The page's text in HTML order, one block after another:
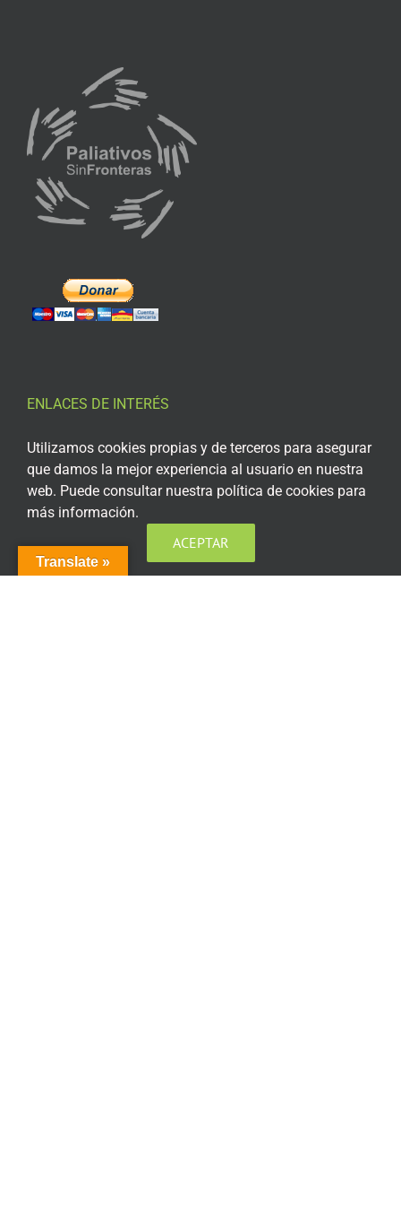
ENLACES DE INTERÉS
Aviso Legal
Política de privacidad
Política de privacidad Redes Sociales
Política de cookies
Translate »
Utilizamos cookies propias y de terceros para asegurar
que damos la mejor experiencia al usuario en nuestra
web. Puede consultar nuestra política de cookies para
más información.
ACEPTAR